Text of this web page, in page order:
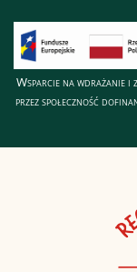
Wsparcie na wdrażanie
przez społeczność